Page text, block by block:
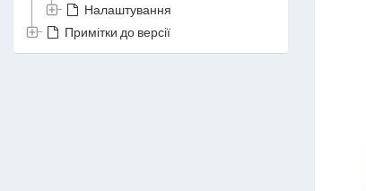
Налаштування
Примітки до версії